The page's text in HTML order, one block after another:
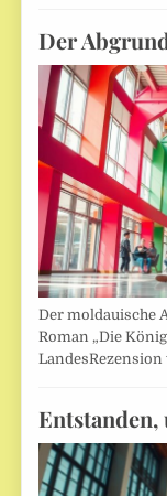
Der
Der moldauische
Roman „Die
Entstanden,